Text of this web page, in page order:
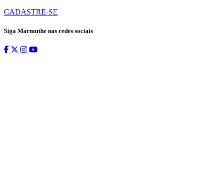
CADASTRE-SE
Siga Marmuthe nas redes sociais